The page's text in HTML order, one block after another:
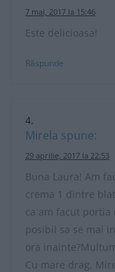
7 mai, 2017 la 15:46
Este delicioasa!
Răspunde
Mirela spune:
29 aprilie, 2017 la 22:53
Buna Laura! Am
crema 1 dintre
ca am facut portia
posibil sa se mai
ora
Cu mare drag,